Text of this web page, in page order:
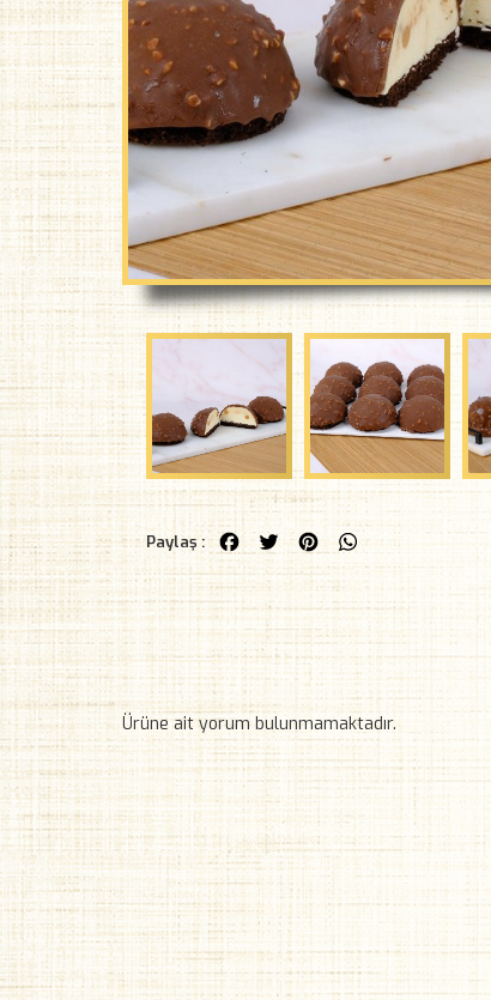
Paylaş : FacebookTwitterPinterestWhatsApp
Ürüne ait yorum bulunmamaktadır.